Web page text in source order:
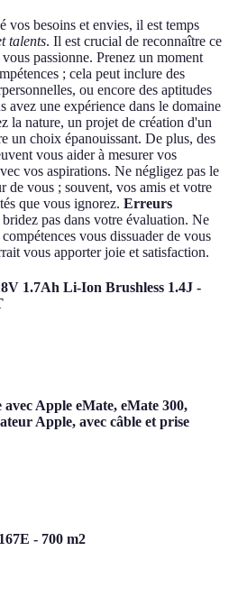
vos besoins et envies, il est temps
talents. Il est crucial de reconnaître ce
passionne. Prenez un moment
; cela peut inclure des
ou encore des aptitudes
avez une expérience dans le domaine
la nature, un projet de création d'un
un choix épanouissant. De plus, des
vous aider à mesurer vos
vos aspirations. Ne négligez pas le
de vous ; souvent, vos amis et votre
que vous ignorez. Erreurs
pas dans votre évaluation. Ne
vous dissuader de vous
vous apporter joie et satisfaction.
1.7Ah Li-Ion Brushless 1.4J -
Apple eMate, eMate 300,
Apple, avec câble et prise
- 700 m2